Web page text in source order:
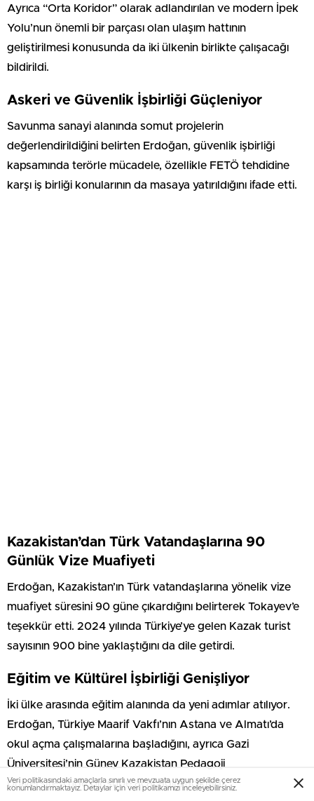
Ayrıca “Orta Koridor” olarak adlandırılan ve modern İpek
Yolu’nun önemli bir parçası olan ulaşım hattının
geliştirilmesi konusunda da iki ülkenin birlikte çalışacağı
bildirildi.
Askeri ve Güvenlik İşbirliği Güçleniyor
Savunma sanayi alanında somut projelerin
değerlendirildiğini belirten Erdoğan, güvenlik işbirliği
kapsamında terörle mücadele, özellikle FETÖ tehdidine
karşı iş birliği konularının da masaya yatırıldığını ifade etti.
Kazakistan’dan Türk Vatandaşlarına 90
Günlük Vize Muafiyeti
Erdoğan, Kazakistan’ın Türk vatandaşlarına yönelik vize
muafiyet süresini 90 güne çıkardığını belirterek Tokayev’e
teşekkür etti. 2024 yılında Türkiye’ye gelen Kazak turist
sayısının 900 bine yaklaştığını da dile getirdi.
Eğitim ve Kültürel İşbirliği Genişliyor
İki ülke arasında eğitim alanında da yeni adımlar atılıyor.
Erdoğan, Türkiye Maarif Vakfı’nın Astana ve Almatı’da
okul açma çalışmalarına başladığını, ayrıca Gazi
Üniversitesi’nin Güney Kazakistan Pedagoji
Üniversitesi’nde bir şube açacağını açıkladı.
Veri politikasındaki amaçlarla sınırlı ve mevzuata uygun şekilde çerez
konumlandırmaktayız. Detaylar için veri politikamızı inceleyebilirsiniz.